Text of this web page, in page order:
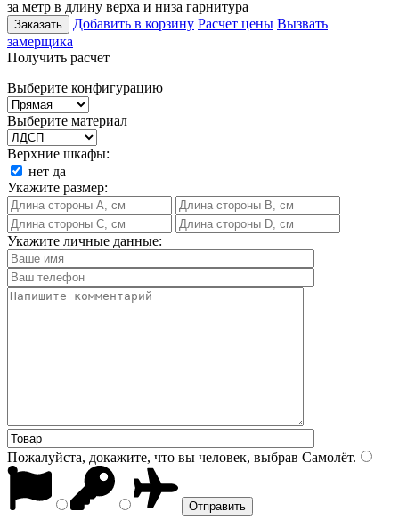
за метр в длину верха и низа гарнитура
Заказать Добавить в корзину Расчет цены Вызвать
замерщика
Получить расчет
Выберите конфигурацию
Выберите материал
Верхние шкафы:
нет да
Укажите размер:
Укажите личные данные:
Пожалуйста, докажите, что вы человек, выбрав Самолёт.